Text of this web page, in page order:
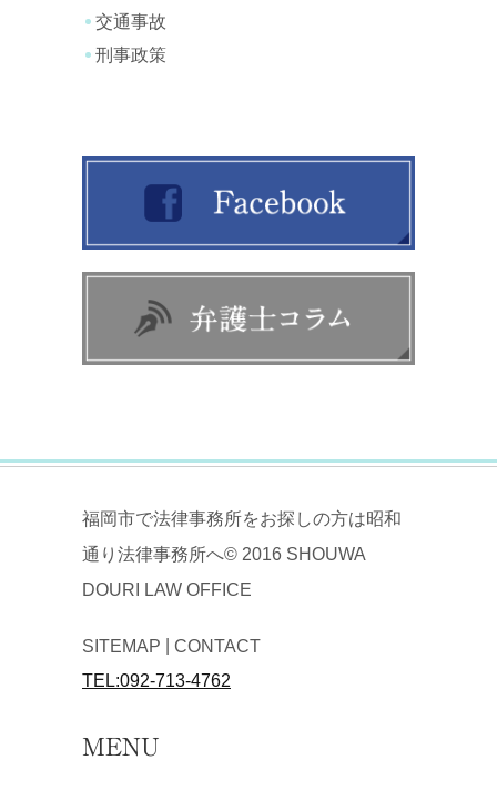
交通事故
刑事政策
福岡市で法律事務所をお探しの方は昭和
通り法律事務所へ© 2016 SHOUWA
DOURI LAW OFFICE
SITEMAP
CONTACT
TEL:092-713-4762
MENU